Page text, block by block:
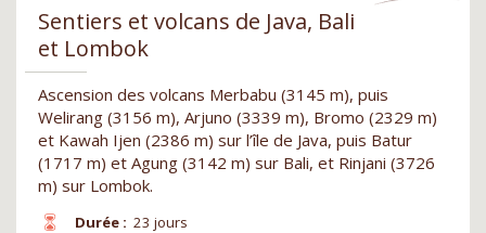
Sentiers et volcans de Java, Bali
et Lombok
Ascension des volcans Merbabu (3145 m), puis
Welirang (3156 m), Arjuno (3339 m), Bromo (2329 m)
et Kawah Ijen (2386 m) sur l’île de Java, puis Batur
(1717 m) et Agung (3142 m) sur Bali, et Rinjani (3726
m) sur Lombok.
Durée : 23 jours